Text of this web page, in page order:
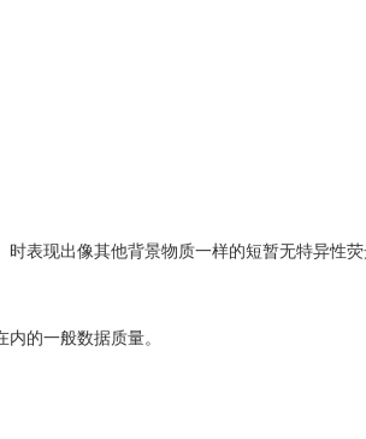
表现出像其他背景物质一样的短暂无特异性
的一般数据质量。